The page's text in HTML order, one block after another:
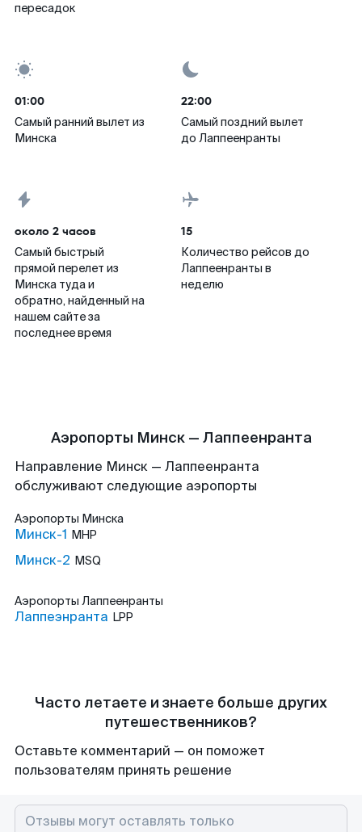
пересадок
01:00
Самый ранний вылет из
Минска
22:00
Самый поздний вылет
до Лаппеенранты
около 2 часов
Самый быстрый
прямой перелет из
Минска туда и
обратно, найденный на
нашем сайте за
последнее время
15
Количество рейсов до
Лаппеенранты в
неделю
Аэропорты Минск — Лаппеенранта
Направление Минск — Лаппеенранта
обслуживают следующие аэропорты
Аэропорты Минска
Минск-1 MHP
Минск-2 MSQ
Аэропорты Лаппеенранты
Лаппеэнранта LPP
Часто летаете и знаете больше других
путешественников?
Оставьте комментарий — он поможет
пользователям принять решение